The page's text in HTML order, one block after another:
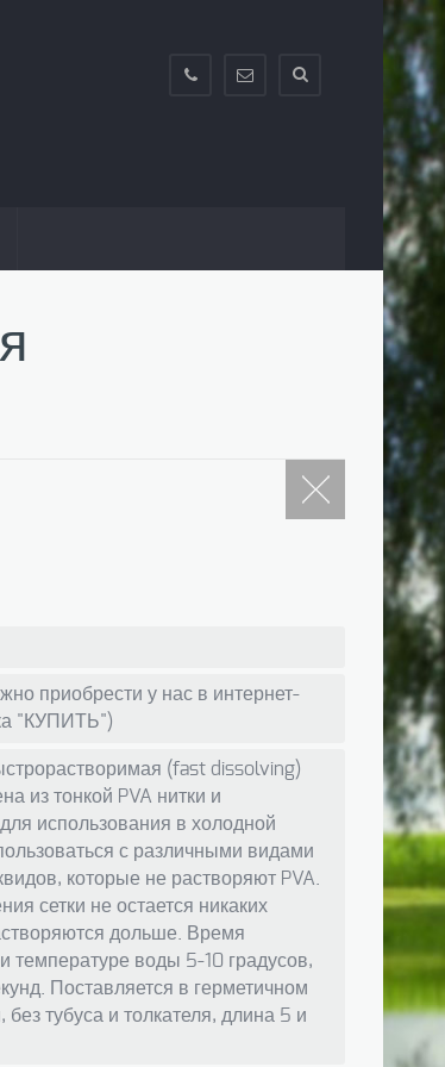
info@texnokarp.com
+38(063)995-
приобрести у нас в интернет-
"КУПИТЬ")
(fast dissolving)
из тонкой PVA нитки и
использования в холодной
с различными видами
которые не растворяют PVA.
сетки не остается никаких
дольше. Время
температуре воды 5-10 градусов,
Поставляется в герметичном
без тубуса и толкателя, длина 5 и